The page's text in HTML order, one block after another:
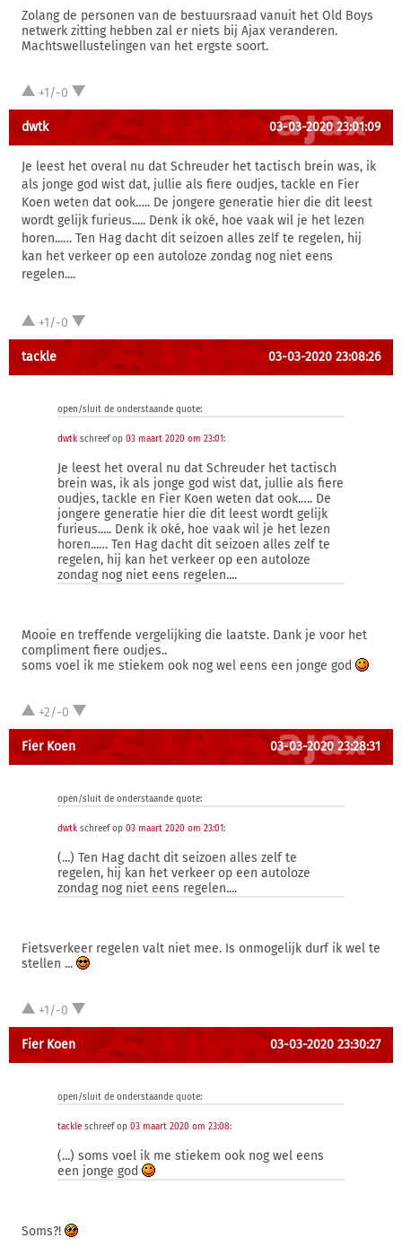
Zolang de personen van de bestuursraad vanuit het Old Boys
netwerk zitting hebben zal er niets bij Ajax veranderen.
Machtswellustelingen van het ergste soort.
+1/-0
dwtk 03-03-2020 23:01:09
Je leest het overal nu dat Schreuder het tactisch brein was, ik
als jonge god wist dat, jullie als fiere oudjes, tackle en Fier
Koen weten dat ook.…. De jongere generatie hier die dit leest
wordt gelijk furieus..... Denk ik oké, hoe vaak wil je het lezen
horen...… Ten Hag dacht dit seizoen alles zelf te regelen, hij
kan het verkeer op een autoloze zondag nog niet eens
regelen....
+1/-0
tackle 03-03-2020 23:08:26
open/sluit de onderstaande quote:
dwtk schreef op 03 maart 2020 om 23:01:
Je leest het overal nu dat Schreuder het tactisch
brein was, ik als jonge god wist dat, jullie als fiere
oudjes, tackle en Fier Koen weten dat ook.…. De
jongere generatie hier die dit leest wordt gelijk
furieus..... Denk ik oké, hoe vaak wil je het lezen
horen...… Ten Hag dacht dit seizoen alles zelf te
regelen, hij kan het verkeer op een autoloze
zondag nog niet eens regelen....
Mooie en treffende vergelijking die laatste. Dank je voor het
compliment fiere oudjes..
soms voel ik me stiekem ook nog wel eens een jonge god
+2/-0
Fier Koen 03-03-2020 23:28:31
open/sluit de onderstaande quote:
dwtk schreef op 03 maart 2020 om 23:01:
(...) Ten Hag dacht dit seizoen alles zelf te
regelen, hij kan het verkeer op een autoloze
zondag nog niet eens regelen....
Fietsverkeer regelen valt niet mee. Is onmogelijk durf ik wel te
stellen ...
+1/-0
Fier Koen 03-03-2020 23:30:27
open/sluit de onderstaande quote:
tackle schreef op 03 maart 2020 om 23:08:
(...) soms voel ik me stiekem ook nog wel eens
een jonge god
Soms?!